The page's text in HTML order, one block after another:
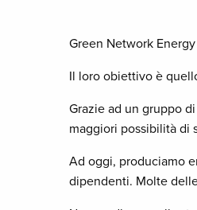
Green Network
Il loro obiettivo è
Grazie ad un gruppo
maggiori possibilità di
Ad oggi, produciamo
dipendenti. Molte